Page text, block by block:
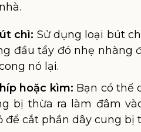
chì: Sử dụng loại bút
đầu tẩy đó nhẹ nhàng
nó lại.
hoặc kìm: Bạn có thể
bị thừa ra làm đâm
để cắt phần dây cung bị